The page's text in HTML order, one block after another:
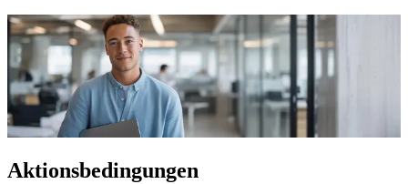
Aktionsbedingungen